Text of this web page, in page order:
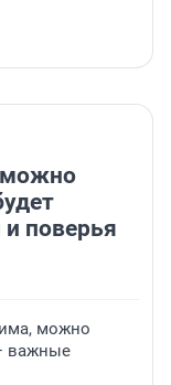
можно
поверья
можно
важные